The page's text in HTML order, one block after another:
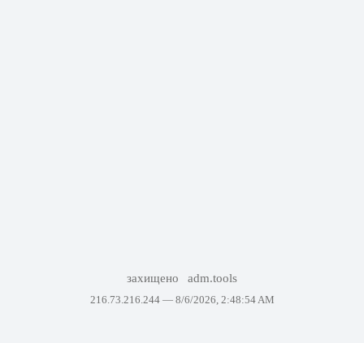
захищено adm.tools
216.73.216.244 — 8/6/2026, 2:48:54 AM